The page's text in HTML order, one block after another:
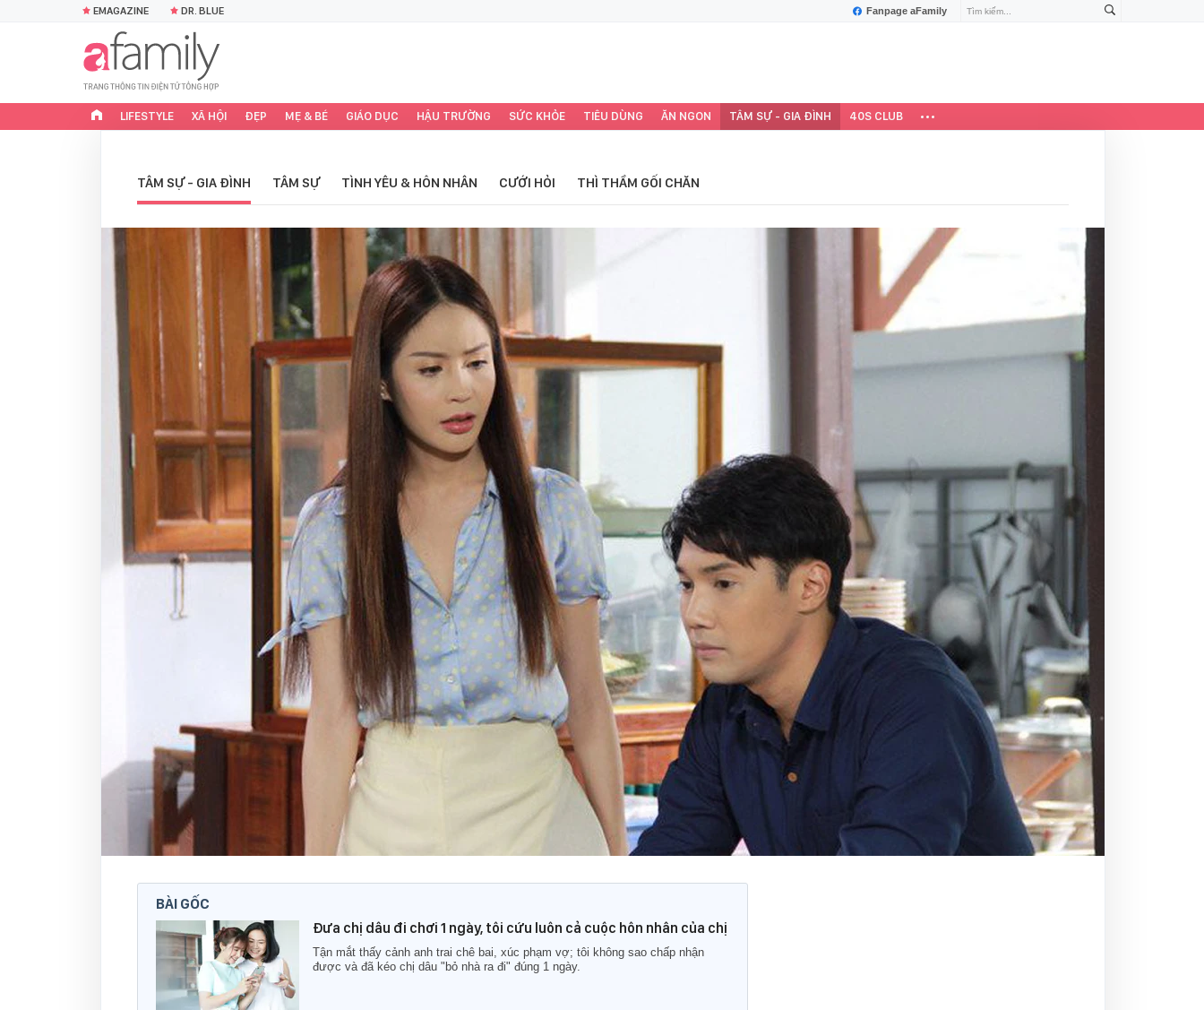
Fanpage aFamily
EMAGAZINE DR. BLUE
LIFESTYLE XÃ HỘI ĐẸP MẸ & BÉ GIÁO DỤC HẬU TRƯỜNG SỨC KHỎE TIÊU DÙNG ĂN NGON TÂM SỰ - GIA ĐÌNH 40S CLUB
TÂM SỰ - GIA ĐÌNH TÂM SỰ TÌNH YÊU & HÔN NHÂN CƯỚI HỎI THÌ THẦM GỐI CHĂN
BÀI GỐC
Đưa chị dâu đi chơi 1 ngày, tôi cứu luôn cả cuộc hôn nhân của chị
Tận mắt thấy cảnh anh trai chê bai, xúc phạm vợ; tôi không sao chấp nhận
được và đã kéo chị dâu "bỏ nhà ra đi" đúng 1 ngày.